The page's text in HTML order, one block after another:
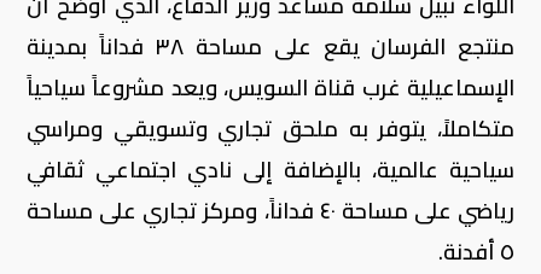
منتجع الفرسان يقع على مساحة ٣٨ فداناً بمدينة
الإسماعيلية غرب قناة السويس، ويعد مشروعاً سياحياً
متكاملاً، يتوفر به ملحق تجاري وتسويقي ومراسي
سياحية عالمية، بالإضافة إلى نادي اجتماعي ثقافي
رياضي على مساحة ٤٠ فداناً، ومركز تجاري على مساحة
٥ أفدنة.